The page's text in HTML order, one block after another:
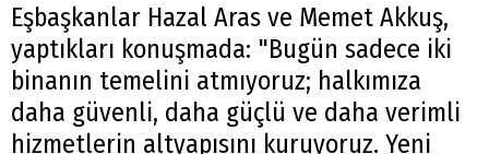
Eşbaşkanlar Hazal Aras ve Memet Akkuş,
yaptıkları konuşmada: "Bugün sadece iki
binanın temelini atmıyoruz; halkımıza
daha güvenli, daha güçlü ve daha verimli
hizmetlerin altyapısını kuruyoruz. Yeni